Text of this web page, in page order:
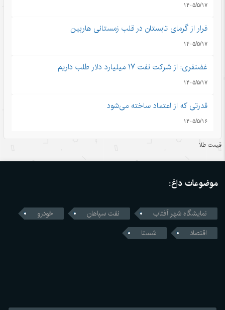
۱۴۰۵/۵/۱۷
فرار از گرمای تابستان در قلب زمستانی هاربین
۱۴۰۵/۵/۱۷
غضنفری: از شرکت نفت ۱۷ میلیارد دلار طلب داریم
۱۴۰۵/۵/۱۷
قدرتی که از اعتماد ساخته می‌شود
۱۴۰۵/۵/۱۶
اندیشه‌های کلاسیک چین قسمت دوم: رشد و بالندگی همراه با
تجاری با چین
۱۴۰۵/۵/۱۶
رونمایی چین از نخستین استاندارد اجباری ایمنی خودروهای
قیمت طلا
موضوعات داغ:
نمایشگاه شهر آفتاب نفت سپاهان
خودرو
اقتصاد
شستا